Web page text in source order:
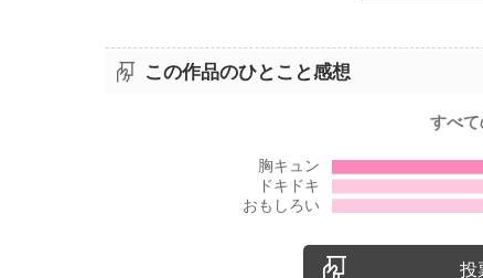
この作品のひとこと感想
すべて
投